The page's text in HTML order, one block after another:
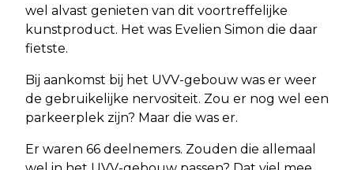
wel alvast genieten van dit voortreffelijke
kunstproduct. Het was Evelien Simon die daar
fietste.
Bij aankomst bij het UVV-gebouw was er weer
de gebruikelijke nervositeit. Zou er nog wel een
parkeerplek zijn? Maar die was er.
Er waren 66 deelnemers. Zouden die allemaal